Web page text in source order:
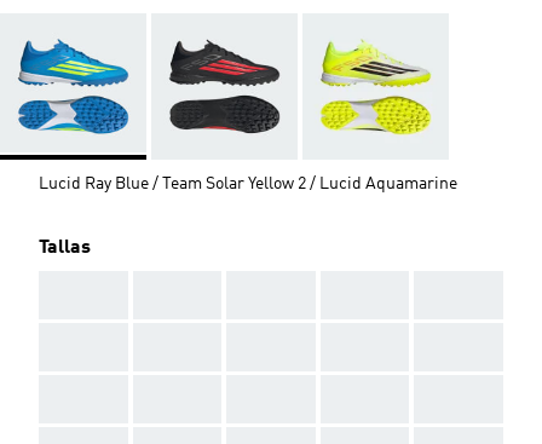
Lucid Ray Blue / Team Solar Yellow 2 / Lucid Aquamarine
Tallas